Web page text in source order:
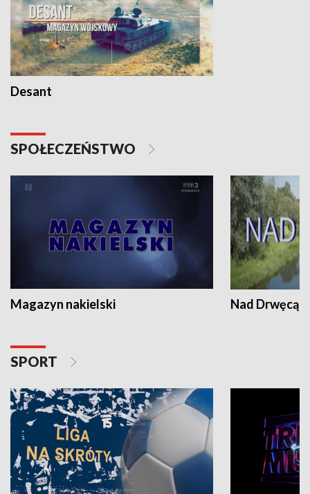
Desant
SPOŁECZEŃSTWO
Magazyn nakielski Nad Drwęcą
SPORT